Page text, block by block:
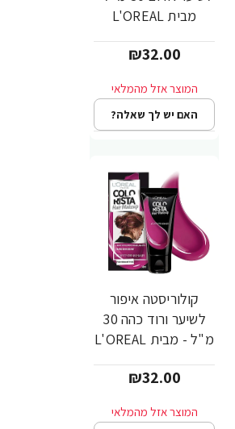
מבית L'OREAL
₪32.00
האם יש לך שאלה?
קולוריסטה איפור
לשיער ורוד כהה 30
מ"ל - מבית L'OREAL
₪32.00